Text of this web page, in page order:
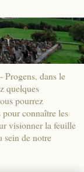
Progens, dans le
quelques
pourrez
connaître les
visionner la feuille
sein de notre